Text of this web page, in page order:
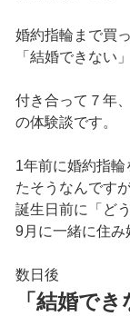
婚約指輪まで買
「結婚できない
付き合って７年
の体験談です。
1年前に婚約指
たそうなんです
誕生日前に「ど
9月に一緒に住み
数日後
「結婚でき